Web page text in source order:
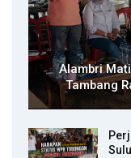
Alambri
Tambang